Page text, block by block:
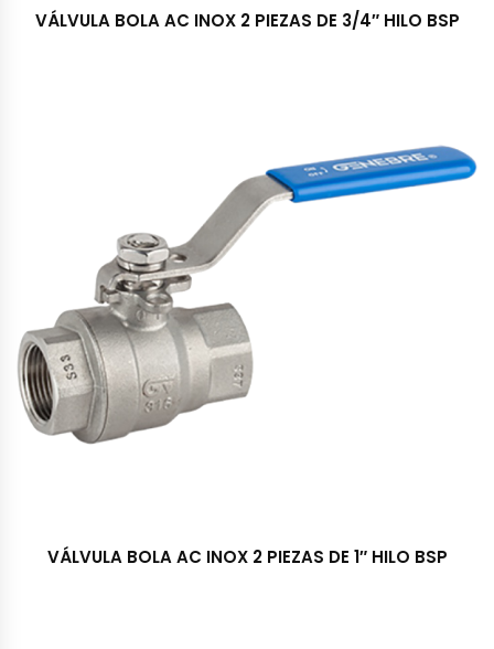
VÁLVULA BOLA AC INOX 2 PIEZAS DE 3/4″ HILO BSP
VÁLVULA BOLA AC INOX 2 PIEZAS DE 1″ HILO BSP